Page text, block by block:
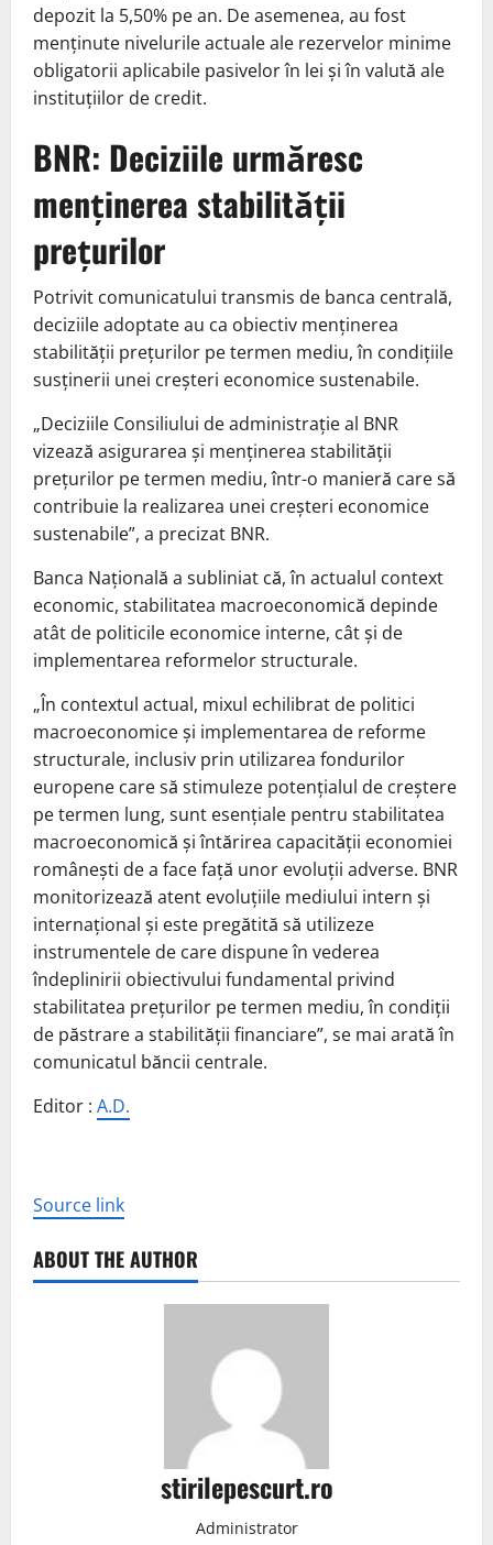
depozit la 5,50% pe an. De asemenea, au fost
menținute nivelurile actuale ale rezervelor minime
obligatorii aplicabile pasivelor în lei și în valută ale
instituțiilor de credit.
BNR: Deciziile urmăresc
menținerea stabilității
prețurilor
Potrivit comunicatului transmis de banca centrală,
deciziile adoptate au ca obiectiv menținerea
stabilității prețurilor pe termen mediu, în condițiile
susținerii unei creșteri economice sustenabile.
„Deciziile Consiliului de administrație al BNR
vizează asigurarea și menținerea stabilității
prețurilor pe termen mediu, într-o manieră care să
contribuie la realizarea unei creșteri economice
sustenabile”, a precizat BNR.
Banca Națională a subliniat că, în actualul context
economic, stabilitatea macroeconomică depinde
atât de politicile economice interne, cât și de
implementarea reformelor structurale.
„În contextul actual, mixul echilibrat de politici
macroeconomice și implementarea de reforme
structurale, inclusiv prin utilizarea fondurilor
europene care să stimuleze potențialul de creștere
pe termen lung, sunt esențiale pentru stabilitatea
macroeconomică și întărirea capacității economiei
românești de a face față unor evoluții adverse. BNR
monitorizează atent evoluțiile mediului intern și
internațional și este pregătită să utilizeze
instrumentele de care dispune în vederea
îndeplinirii obiectivului fundamental privind
stabilitatea prețurilor pe termen mediu, în condiții
de păstrare a stabilității financiare”, se mai arată în
comunicatul băncii centrale.
Editor : A.D.
Source link
ABOUT THE AUTHOR
stirilepescurt.ro
Administrator